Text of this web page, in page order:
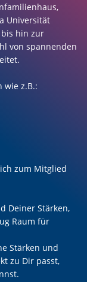
Universität
hin zur
von spannenden
wie z.B.:
zum Mitglied
Deiner Stärken,
Raum für
Stärken und
zu Dir passt,